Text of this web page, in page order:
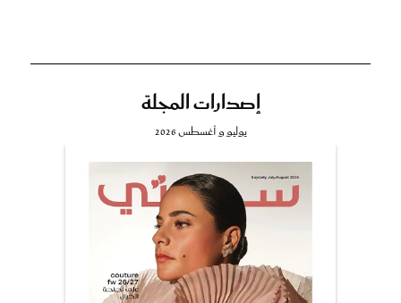
إصدارات المجلة
يوليو و أغسطس 2026